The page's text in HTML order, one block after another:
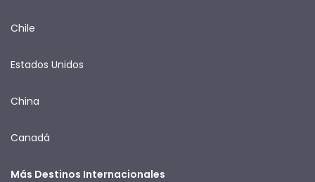
Chile
Estados Unidos
China
Canadá
Más Destinos Internacionales